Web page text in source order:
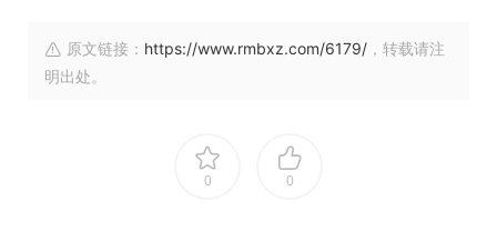
原文链接： https://www.rmbxz.com/6179/ ，转载请注
明出处。
0 0